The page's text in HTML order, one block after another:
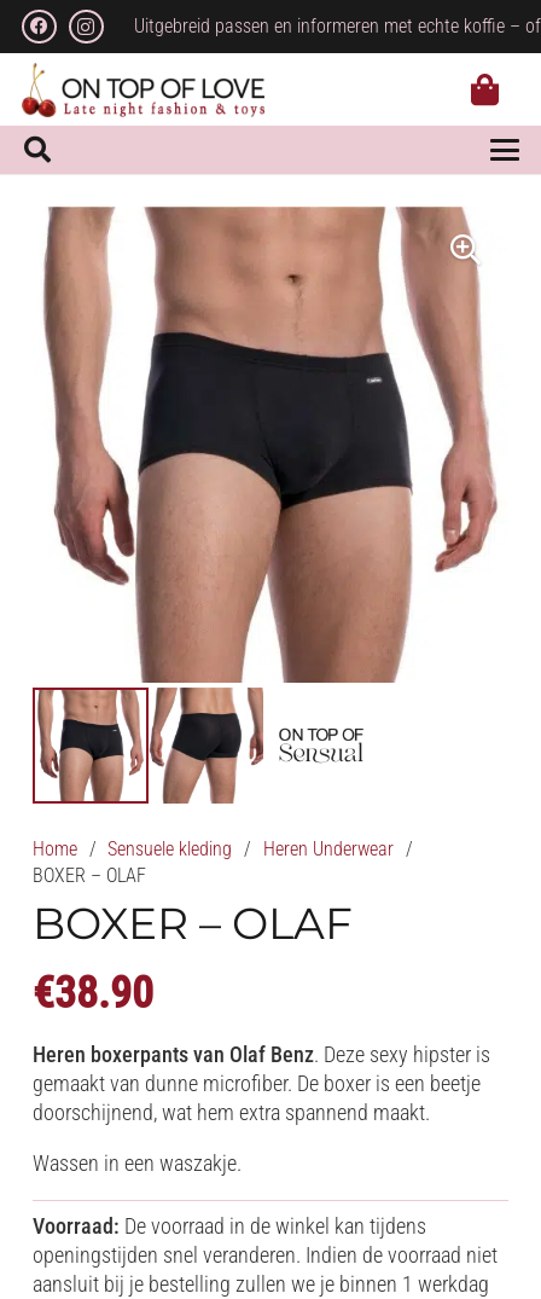
Uitgebreid passen en informeren met echte koffie –
Home / Sensuele kleding / Heren Underwear /
BOXER – OLAF
BOXER – OLAF
€38.90
Heren boxerpants van Olaf Benz. Deze sexy hipster is
gemaakt van dunne microfiber. De boxer is een beetje
doorschijnend, wat hem extra spannend maakt.
Wassen in een waszakje.
Voorraad: De voorraad in de winkel kan tijdens
openingstijden snel veranderen. Indien de voorraad niet
aansluit bij je bestelling zullen we je binnen 1 werkdag